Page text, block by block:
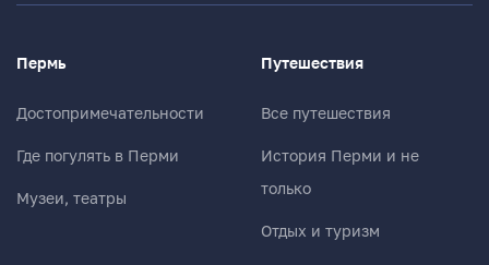
Пермь
Достопримечательности
Где погулять в Перми
Музеи, театры
Путешествия
Все путешествия
История Перми и не
только
Отдых и туризм